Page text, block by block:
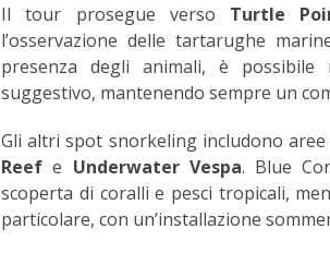
Il tour prosegue verso Turtle
l’osservazione delle tartarughe
presenza degli animali, è
suggestivo, mantenendo sempre un
Gli altri spot snorkeling includono aree
Reef e Underwater Vespa. Blue
scoperta di coralli e pesci tropicali,
particolare, con un’installazione